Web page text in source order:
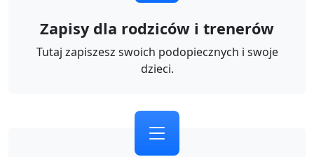
Zapisy dla rodziców i trenerów
Tutaj zapiszesz swoich podopiecznych i swoje
dzieci.